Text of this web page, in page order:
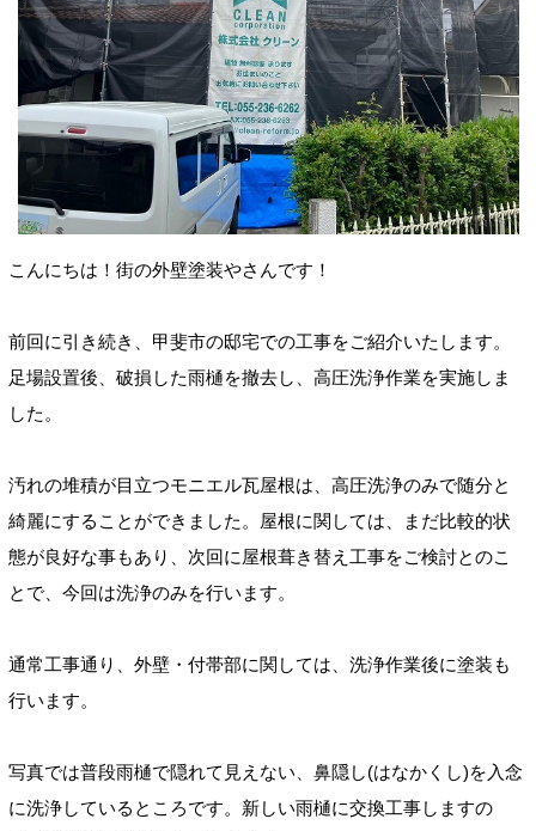
こんにちは！街の外壁塗装やさんです！
前回に引き続き、甲斐市の邸宅での工事をご紹介いたします。
足場設置後、破損した雨樋を撤去し、高圧洗浄作業を実施しま
した。
汚れの堆積が目立つモニエル瓦屋根は、高圧洗浄のみで随分と
綺麗にすることができました。屋根に関しては、まだ比較的状
態が良好な事もあり、次回に屋根葺き替え工事をご検討とのこ
とで、今回は洗浄のみを行います。
通常工事通り、外壁・付帯部に関しては、洗浄作業後に塗装も
行います。
写真では普段雨樋で隠れて見えない、鼻隠し(はなかくし)を入念
に洗浄しているところです。新しい雨樋に交換工事しますの